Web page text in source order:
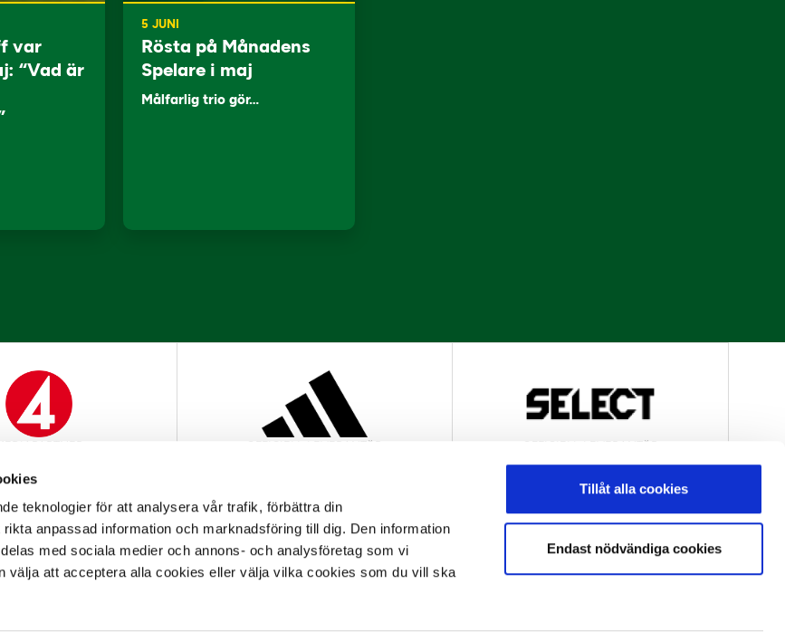
teknologier för att analysera vår trafik, förbättra din
anpassad information och marknadsföring till dig. Den information
med sociala medier och annons- och analysföretag som vi
välja att acceptera alla cookies eller välja vilka cookies som du vill ska
Tillåt alla cookies
Endast nödvändiga cookies
var
“Vad är
5 JUNI
Rösta på Månadens
Spelare i maj
Målfarlig trio gör…